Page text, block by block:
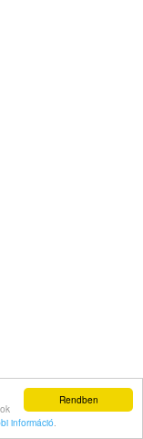
Rendben
információ.